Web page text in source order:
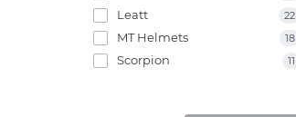
Leatt 22
MT Helmets 18
Scorpion 11